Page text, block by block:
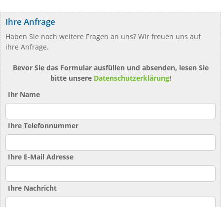
Ihre Anfrage
Haben Sie noch weitere Fragen an uns? Wir freuen uns auf
ihre Anfrage.
Bevor Sie das Formular ausfüllen und absenden, lesen Sie
bitte unsere Datenschutzerklärung!
Ihr Name
Ihre Telefonnummer
Ihre E-Mail Adresse
Ihre Nachricht